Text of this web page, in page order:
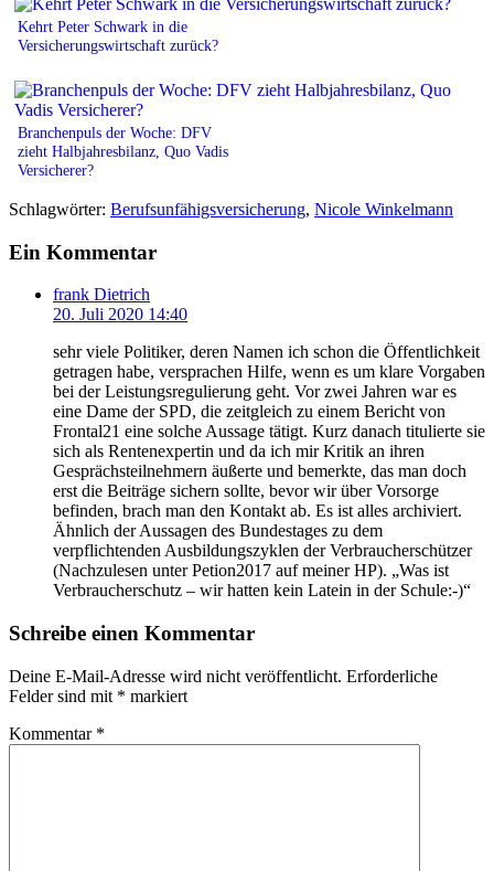
Kehrt Peter Schwark in die
Versicherungswirtschaft zurück?
Branchenpuls der Woche: DFV
zieht Halbjahresbilanz, Quo Vadis
Versicherer?
Schlagwörter: Berufsunfähigsversicherung, Nicole Winkelmann
Ein Kommentar
frank Dietrich
20. Juli 2020 14:40
sehr viele Politiker, deren Namen ich schon die Öffentlichkeit
getragen habe, versprachen Hilfe, wenn es um klare Vorgaben
bei der Leistungsregulierung geht. Vor zwei Jahren war es
eine Dame der SPD, die zeitgleich zu einem Bericht von
Frontal21 eine solche Aussage tätigt. Kurz danach titulierte sie
sich als Rentenexpertin und da ich mir Kritik an ihren
Gesprächsteilnehmern äußerte und bemerkte, das man doch
erst die Beiträge sichern sollte, bevor wir über Vorsorge
befinden, brach man den Kontakt ab. Es ist alles archiviert.
Ähnlich der Aussagen des Bundestages zu dem
verpflichtenden Ausbildungszyklen der Verbraucherschützer
(Nachzulesen unter Petion2017 auf meiner HP). „Was ist
Verbraucherschutz – wir hatten kein Latein in der Schule:-)“
Schreibe einen Kommentar
Deine E-Mail-Adresse wird nicht veröffentlicht. Erforderliche
Felder sind mit * markiert
Kommentar *